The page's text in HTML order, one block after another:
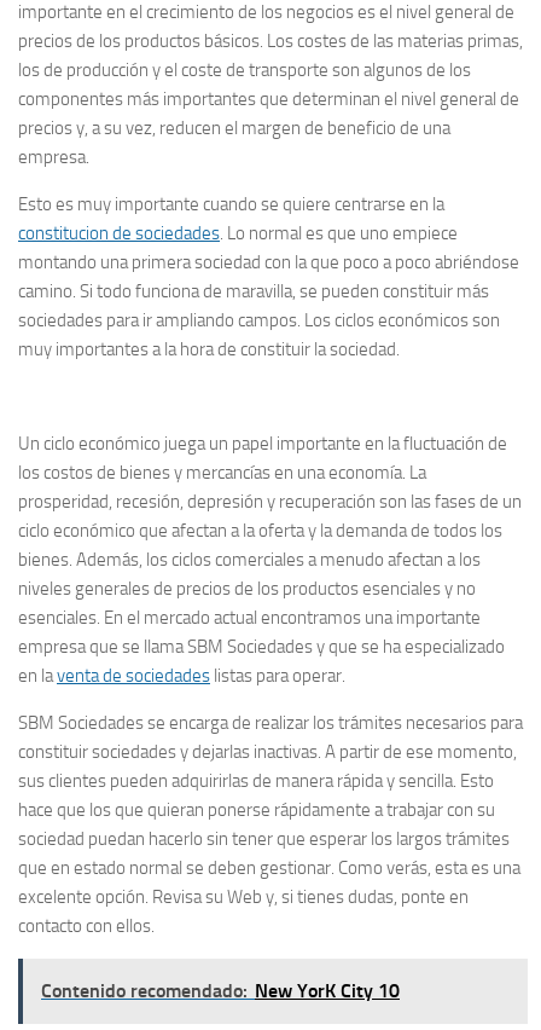
importante en el crecimiento de los negocios es el nivel general de
precios de los productos básicos. Los costes de las materias primas,
los de producción y el coste de transporte son algunos de los
componentes más importantes que determinan el nivel general de
precios y, a su vez, reducen el margen de beneficio de una
empresa.
Esto es muy importante cuando se quiere centrarse en la
constitucion de sociedades. Lo normal es que uno empiece
montando una primera sociedad con la que poco a poco abriéndose
camino. Si todo funciona de maravilla, se pueden constituir más
sociedades para ir ampliando campos. Los ciclos económicos son
muy importantes a la hora de constituir la sociedad.
Un ciclo económico juega un papel importante en la fluctuación de
los costos de bienes y mercancías en una economía. La
prosperidad, recesión, depresión y recuperación son las fases de un
ciclo económico que afectan a la oferta y la demanda de todos los
bienes. Además, los ciclos comerciales a menudo afectan a los
niveles generales de precios de los productos esenciales y no
esenciales. En el mercado actual encontramos una importante
empresa que se llama SBM Sociedades y que se ha especializado
en laventa de sociedades listas para operar.
SBM Sociedades se encarga de realizar los trámites necesarios para
constituir sociedades y dejarlas inactivas. A partir de ese momento,
sus clientes pueden adquirirlas de manera rápida y sencilla. Esto
hace que los que quieran ponerse rápidamente a trabajar con su
sociedad puedan hacerlo sin tener que esperar los largos trámites
que en estado normal se deben gestionar. Como verás, esta es una
excelente opción. Revisa su Web y, si tienes dudas, ponte en
contacto con ellos.
Contenido recomendado: New YorK City 10